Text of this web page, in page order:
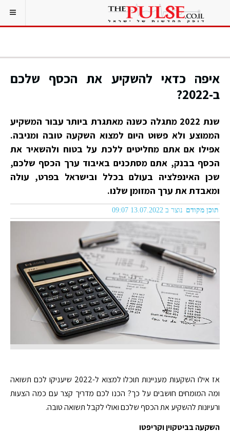
איפה כדאי להשקיע את הכסף שלכם
ב-2022?
שנת 2022 מתגלה כשנה מאתגרת ביותר עבור המשקיע
הממוצע ולא פשוט היום למצוא השקעה טובה ומניבה.
אפילו אם אתם מחליטים ללכת על בטוח ולהשאיר את
הכסף בבנק, אתם מסתכנים באיבוד ערך הכסף שלכם,
שכן האינפלציה בעולם בכלל ובישראל בפרט, עולה
ומאבדת את ערך המזומן שלנו.
תוכן מקודם נוצר ב 13.07.2022 09:07
אז אילו השקעות מעניינות תוכלו למצוא ל-2022 שיעניקו לכם תשואה
ומה המומחים חושבים על כך? הכנו לכם מדריך קצר עם כמה הצעות
ורעיונות להשקיע את הכסף שלכם ואולי לקבל תשואה טובה.
השקעה בביטקוין וקריפטו